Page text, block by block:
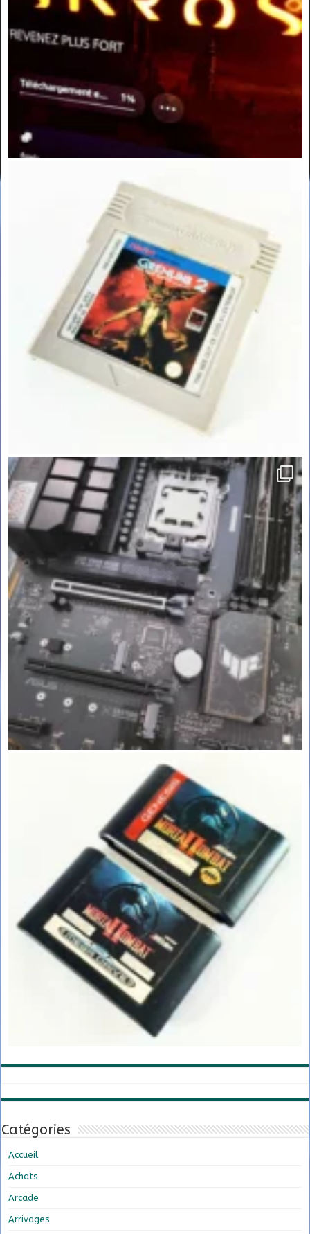
Catégories
Accueil
Achats
Arcade
Arrivages